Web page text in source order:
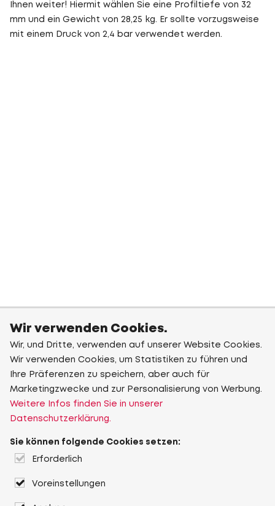
Ihnen weiter! Hiermit wählen Sie eine Profiltiefe von 32
mm und ein Gewicht von 28,25 kg. Er sollte vorzugsweise
mit einem Druck von 2,4 bar verwendet werden.
Wir verwenden Cookies.
Wir, und Dritte, verwenden auf unserer Website Cookies.
Wir verwenden Cookies, um Statistiken zu führen und
Ihre Präferenzen zu speichern, aber auch für
Marketingzwecke und zur Personalisierung von Werbung.
Weitere Infos finden Sie in unserer
Datenschutzerklärung.
Sie können folgende Cookies setzen:
Erforderlich
Voreinstellungen